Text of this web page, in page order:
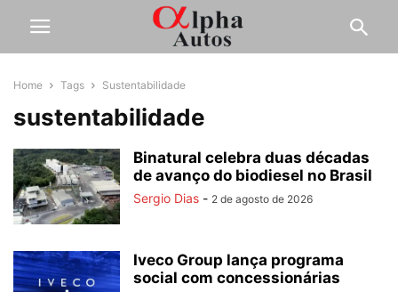
Home Tags Sustentabilidade
sustentabilidade
Binatural celebra duas décadas
de avanço do biodiesel no Brasil
Sergio Dias - 2 de agosto de 2026
Iveco Group lança programa
social com concessionárias